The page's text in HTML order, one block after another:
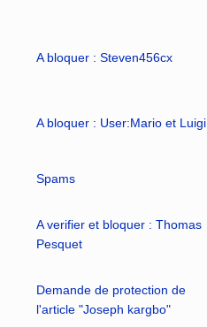
A bloquer : Steven456cx
A bloquer : User:Mario et Luigi
Spams
A verifier et bloquer : Thomas
Pesquet
Demande de protection de
l'article "Joseph kargbo"